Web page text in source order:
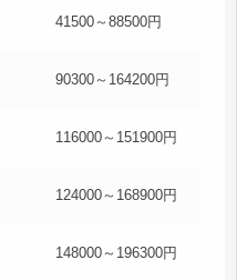
41500～88500円
90300～164200円
116000～151900円
124000～168900円
148000～196300円